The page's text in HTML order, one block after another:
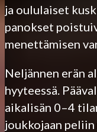
ja oululaiset
panokset
menettämisen
Neljännen erän
hyyteessä.
aikalisän 0–4
joukkojaan